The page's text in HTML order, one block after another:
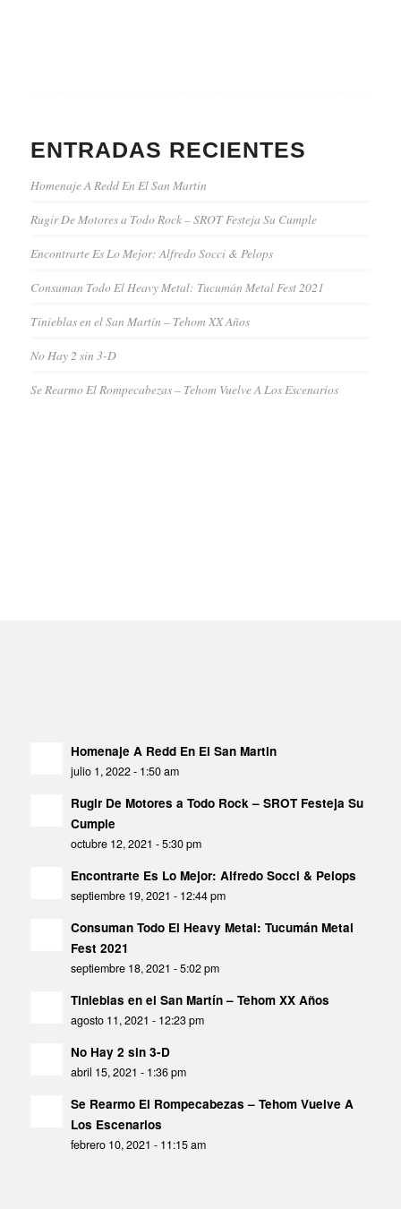
ENTRADAS RECIENTES
Homenaje A Redd En El San Martin
Rugir De Motores a Todo Rock – SROT Festeja Su Cumple
Encontrarte Es Lo Mejor: Alfredo Socci & Pelops
Consuman Todo El Heavy Metal: Tucumán Metal Fest 2021
Tinieblas en el San Martín – Tehom XX Años
No Hay 2 sin 3-D
Se Rearmo El Rompecabezas – Tehom Vuelve A Los Escenarios
Homenaje A Redd En El San Martin
julio 1, 2022 - 1:50 am
Rugir De Motores a Todo Rock – SROT Festeja Su
Cumple
octubre 12, 2021 - 5:30 pm
Encontrarte Es Lo Mejor: Alfredo Socci & Pelops
septiembre 19, 2021 - 12:44 pm
Consuman Todo El Heavy Metal: Tucumán Metal
Fest 2021
septiembre 18, 2021 - 5:02 pm
Tinieblas en el San Martín – Tehom XX Años
agosto 11, 2021 - 12:23 pm
No Hay 2 sin 3-D
abril 15, 2021 - 1:36 pm
Se Rearmo El Rompecabezas – Tehom Vuelve A
Los Escenarios
febrero 10, 2021 - 11:15 am